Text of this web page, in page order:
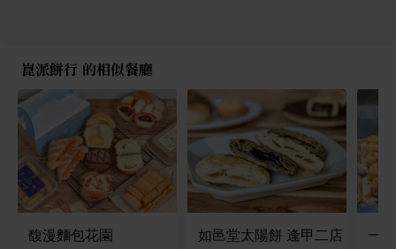
崑派餅行 的相似餐廳
馥漫麵包花園 如邑堂太陽餅 逢甲二店 一